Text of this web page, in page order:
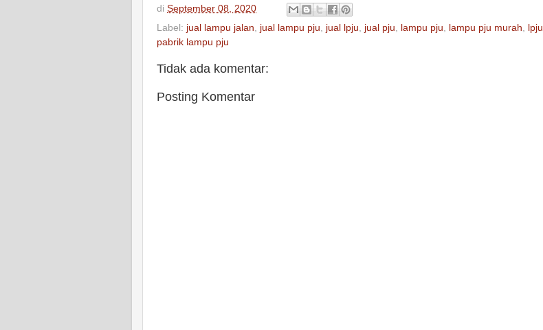
di September 08, 2020
Label: jual lampu jalan jual lampu pju jual lpju jual pju lampu pju lampu pju murah lpju
pabrik lampu pju
Tidak ada komentar:
Posting Komentar